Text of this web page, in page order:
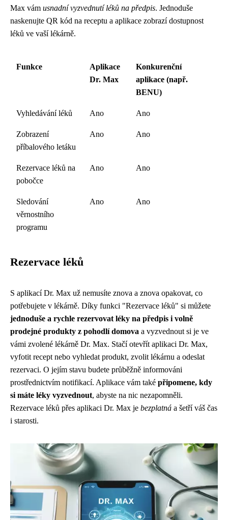
Max vám usnadní vyzvednutí léků na předpis. Jednoduše
naskenujte QR kód na receptu a aplikace zobrazí dostupnost
léků ve vaší lékárně.
Funkce
Aplikace
Dr. Max
Konkurenční
aplikace (např.
BENU)
Vyhledávání léků Ano Ano
Zobrazení
příbalového letáku
Ano Ano
Rezervace léků na
pobočce
Ano Ano
Sledování
věrnostního
programu
Ano Ano
Rezervace léků
S aplikací Dr. Max už nemusíte znova a znova opakovat, co
potřebujete v lékárně. Díky funkci "Rezervace léků" si můžete
jednoduše a rychle rezervovat léky na předpis i volně
prodejné produkty z pohodlí domova a vyzvednout si je ve
vámi zvolené lékárně Dr. Max. Stačí otevřít aplikaci Dr. Max,
vyfotit recept nebo vyhledat produkt, zvolit lékárnu a odeslat
rezervaci. O jejím stavu budete průběžně informováni
prostřednictvím notifikací. Aplikace vám také připomene, kdy
si máte léky vyzvednout, abyste na nic nezapomněli.
Rezervace léků přes aplikaci Dr. Max je bezplatná a šetří váš čas
i starosti.